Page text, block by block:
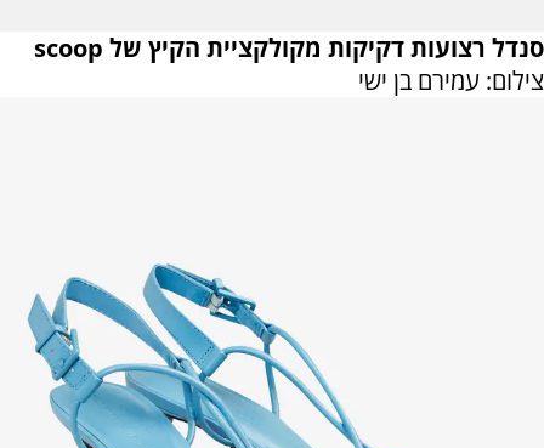
סנדל רצועות דקיקות מקולקציית הקיץ של scoop
צילום: עמירם בן ישי